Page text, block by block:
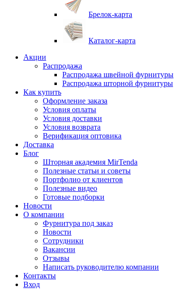
Брелок-карта
Каталог-карта
Акции
Распродажа
Распродажа швейной фурнитуры
Распродажа шторной фурнитуры
Как купить
Оформление заказа
Условия оплаты
Условия доставки
Условия возврата
Верификация оптовика
Доставка
Блог
Шторная академия MirTenda
Полезные статьи и советы
Портфолио от клиентов
Полезные видео
Готовые подборки
Новости
О компании
Фурнитура под заказ
Новости
Сотрудники
Вакансии
Отзывы
Написать руководителю компании
Контакты
Вход